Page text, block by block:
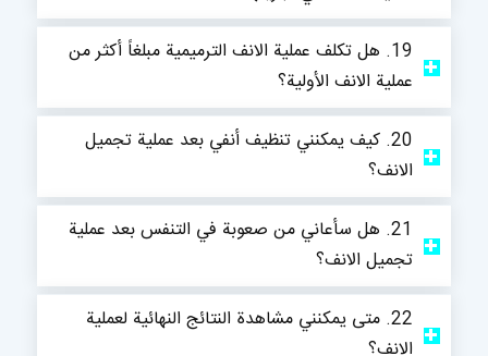
19. هل تكلف عملية الانف الترميمية مبلغاً أكثر من
عملية الانف الأولية؟
20. كيف يمكنني تنظيف أنفي بعد عملية تجميل
الانف؟
21. هل سأعاني من صعوبة في التنفس بعد عملية
تجميل الانف؟
22. متى يمكنني مشاهدة النتائج النهائية لعملية
الانف؟